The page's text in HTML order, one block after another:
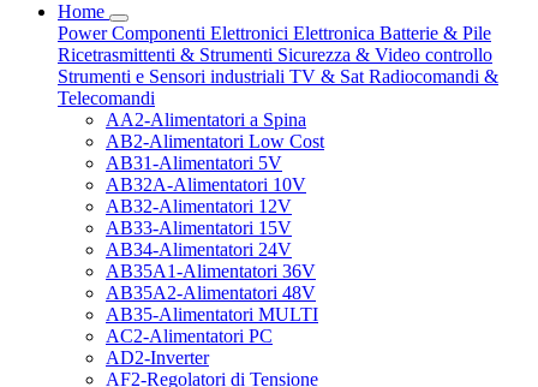
Home
PowerComponenti Elettronici Elettronica Batterie & Pile
Ricetrasmittenti & Strumenti Sicurezza & Video controllo
Strumenti e Sensori industriali TV & Sat Radiocomandi &
Telecomandi
AA2-Alimentatori a Spina
AB2-Alimentatori Low Cost
AB31-Alimentatori 5V
AB32A-Alimentatori 10V
AB32-Alimentatori 12V
AB33-Alimentatori 15V
AB34-Alimentatori 24V
AB35A1-Alimentatori 36V
AB35A2-Alimentatori 48V
AB35-Alimentatori MULTI
AC2-Alimentatori PC
AD2-Inverter
AF2-Regolatori di Tensione